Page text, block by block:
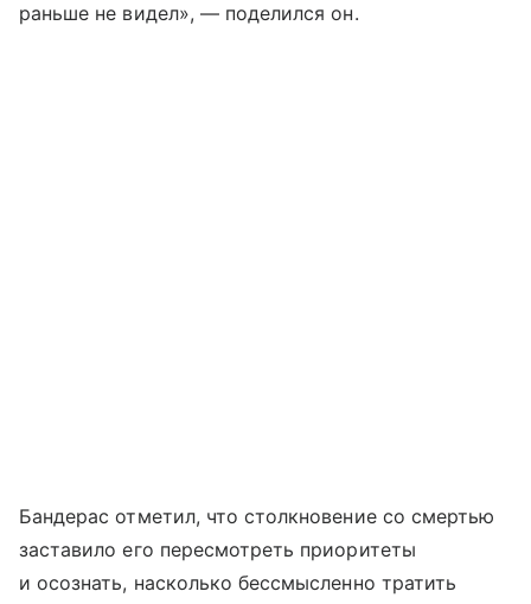
раньше не видел», — поделился он.
Бандерас отметил, что столкновение со смертью
заставило его пересмотреть приоритеты
и осознать, насколько бессмысленно тратить